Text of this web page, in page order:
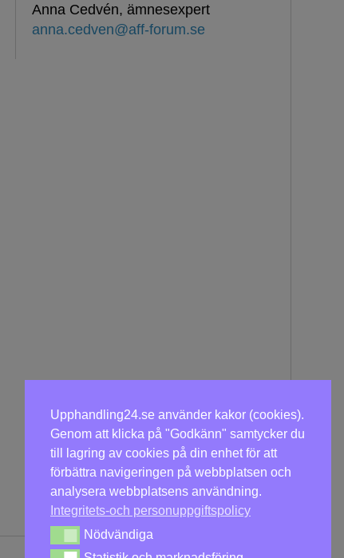
Anna Cedvén, ämnesexpert
anna.cedven@aff-forum.se
Upphandling24.se använder kakor (cookies).
Genom att klicka på "Godkänn" samtycker du
till lagring av cookies på din enhet för att
förbättra navigeringen på webbplatsen och
analysera webbplatsens användning.
Integritets-och personuppgiftspolicy
Nödvändiga
Nödvändiga